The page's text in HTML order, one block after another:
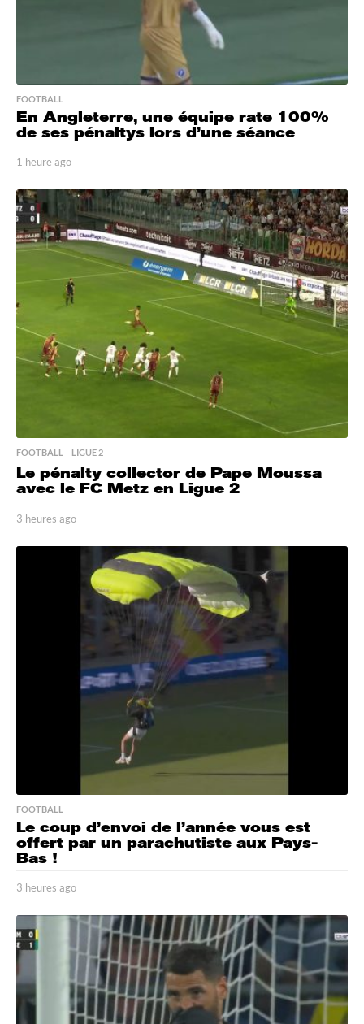
FOOTBALL
En Angleterre, une équipe rate 100%
de ses pénaltys lors d’une séance
1 heure ago
e
e
a
o
FOOTBALL ,LIGUE 2
Le pénalty collector de Pape Moussa
avec le FC Metz en Ligue 2
3 heures ago
e
FOOTBALL
Le coup d’envoi de l’année vous est
offert par un parachutiste aux Pays-
Bas !
3 heures ago
e
r
a
g